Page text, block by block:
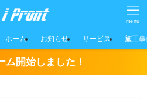
menu
ホーム お知らせ サービス 施工
ム開始しました！